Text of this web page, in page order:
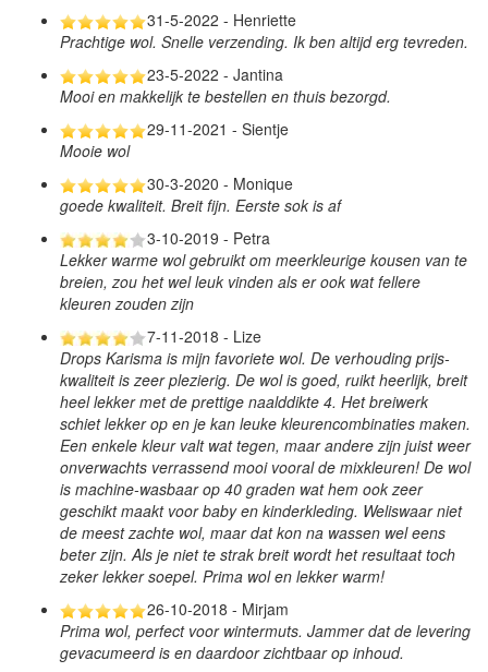
31-5-2022 - Henriette
Prachtige wol. Snelle verzending. Ik ben altijd erg tevreden.
23-5-2022 - Jantina
Mooi en makkelijk te bestellen en thuis bezorgd.
29-11-2021 - Sientje
Mooie wol
30-3-2020 - Monique
goede kwaliteit. Breit fijn. Eerste sok is af
3-10-2019 - Petra
Lekker warme wol gebruikt om meerkleurige kousen van te
breien, zou het wel leuk vinden als er ook wat fellere
kleuren zouden zijn
7-11-2018 - Lize
Drops Karisma is mijn favoriete wol. De verhouding prijs-
kwaliteit is zeer plezierig. De wol is goed, ruikt heerlijk, breit
heel lekker met de prettige naalddikte 4. Het breiwerk
schiet lekker op en je kan leuke kleurencombinaties maken.
Een enkele kleur valt wat tegen, maar andere zijn juist weer
onverwachts verrassend mooi vooral de mixkleuren! De wol
is machine-wasbaar op 40 graden wat hem ook zeer
geschikt maakt voor baby en kinderkleding. Weliswaar niet
de meest zachte wol, maar dat kon na wassen wel eens
beter zijn. Als je niet te strak breit wordt het resultaat toch
zeker lekker soepel. Prima wol en lekker warm!
26-10-2018 - Mirjam
Prima wol, perfect voor wintermuts. Jammer dat de levering
gevacumeerd is en daardoor zichtbaar op inhoud.